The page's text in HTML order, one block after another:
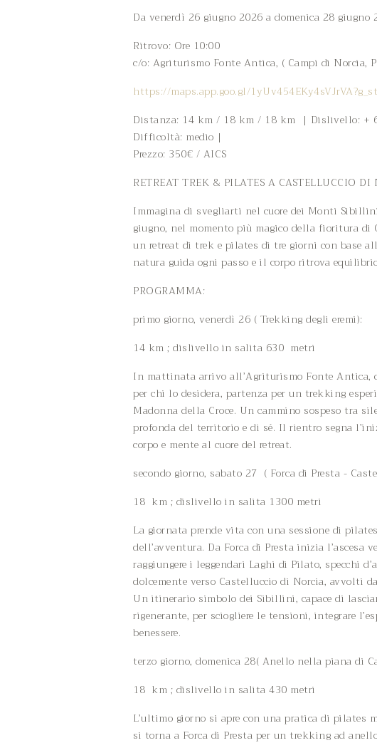
Da venerdì 26 giugno 2026 a domenica 28 giugno
Ritrovo: Ore 10:00
c/o: Agriturismo Fonte Antica, ( Campi di Norcia,
https://maps.app.goo.gl/
Distanza: 14 km / 18 km / 18 km | Dislivello: +
Difficoltà: medio |
Prezzo: 350€ / AICS
RETREAT TREK & PILATES A CASTELLUCCIO
Immagina di svegliarti nel cuore dei Monti
giugno, nel momento più magico della fioritura di
un retreat di trek e pilates di tre giorni con base
natura guida ogni passo e il corpo ritrova
PROGRAMMA:
primo giorno, venerdì 26 ( Trekking degli eremi):
14 km ; dislivello in salita 630 metri
In mattinata arrivo all’Agriturismo Fonte Antica,
per chi lo desidera, partenza per un trekking
Madonna della Croce. Un cammino sospeso tra
profonda del territorio e di sé. Il rientro segna
corpo e mente al cuore del retreat.
secondo giorno, sabato 27 ( Forca di Presta -
18 km ; dislivello in salita 1300 metri
La giornata prende vita con una sessione di
dell’avventura. Da Forca di Presta inizia
raggiungere i leggendari Laghi di Pilato, specchi
dolcemente verso Castelluccio di Norcia, avvolti
Un itinerario simbolo dei Sibillini, capace di
rigenerante, per sciogliere le tensioni, integrare
benessere.
terzo giorno, domenica 28( Anello nella piana di
18 km ; dislivello in salita 430 metri
L’ultimo giorno si apre con una pratica di pilates
si torna a Forca di Presta per un trekking ad